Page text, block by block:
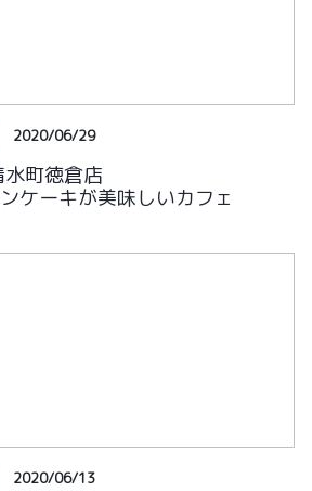
2020/06/29
町徳倉店
ケーキが美味しいカフェ
2020/06/13